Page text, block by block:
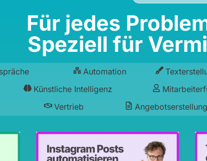
Für jedes
Speziell für
Automation
Künstliche Intelligenz
Vertrieb Angebotserstellung